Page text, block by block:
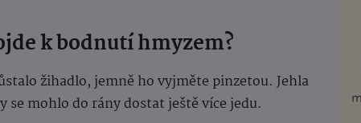
k bodnutí hmyzem?
žihadlo, jemně ho vyjměte pinzetou. Jehla
mohlo do rány dostat ještě více jedu.